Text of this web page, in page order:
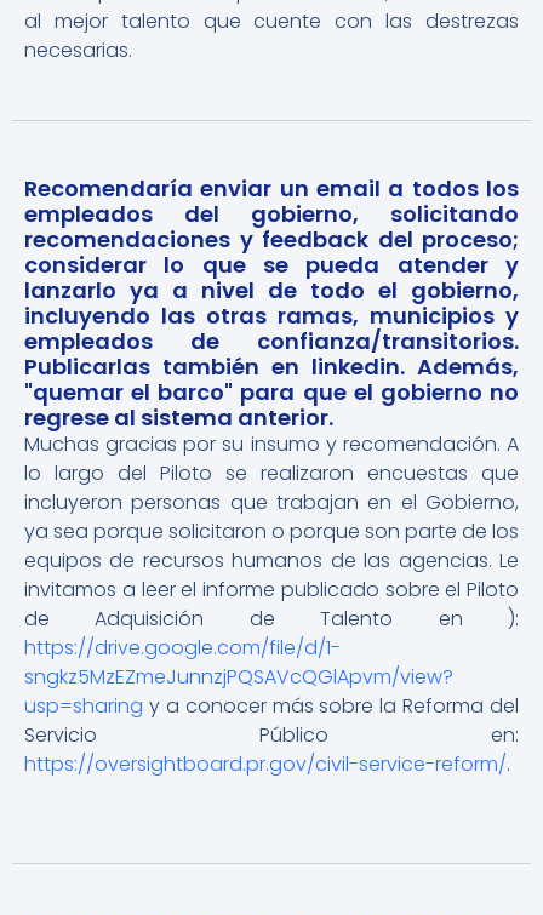
al mejor talento que cuente con las destrezas
necesarias.
Recomendaría enviar un email a todos los
empleados del gobierno, solicitando
recomendaciones y feedback del proceso;
considerar lo que se pueda atender y
lanzarlo ya a nivel de todo el gobierno,
incluyendo las otras ramas, municipios y
empleados de confianza/transitorios.
Publicarlas también en linkedin. Además,
"quemar el barco" para que el gobierno no
regrese al sistema anterior.
Muchas gracias por su insumo y recomendación. A
lo largo del Piloto se realizaron encuestas que
incluyeron personas que trabajan en el Gobierno,
ya sea porque solicitaron o porque son parte de los
equipos de recursos humanos de las agencias. Le
invitamos a leer el informe publicado sobre el Piloto
de Adquisición de Talento en ):
https://drive.google.com/file/d/1-
sngkz5MzEZmeJunnzjPQSAVcQGlApvm/view?
usp=sharing y a conocer más sobre la Reforma del
Servicio Público en:
https://oversightboard.pr.gov/civil-service-reform/.